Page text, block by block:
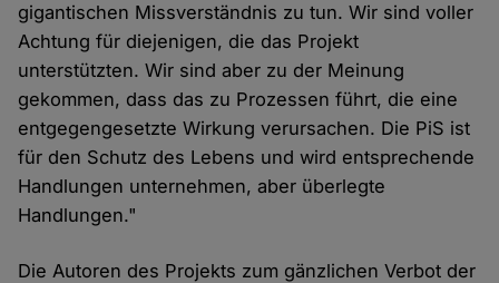
gigantischen Missverständnis zu tun. Wir sind voller
Achtung für diejenigen, die das Projekt
unterstützten. Wir sind aber zu der Meinung
gekommen, dass das zu Prozessen führt, die eine
entgegengesetzte Wirkung verursachen. Die PiS ist
für den Schutz des Lebens und wird entsprechende
Handlungen unternehmen, aber überlegte
Handlungen."
Die Autoren des Projekts zum gänzlichen Verbot der